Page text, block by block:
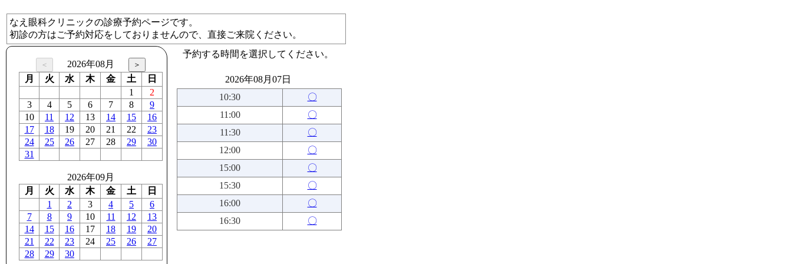
なえ眼科クリニックの診療予約ページです。
初診の方はご予約対応をしておりませんので、直接ご来院ください。
2026年08月
月
火 水 木 金 土
日
1
2
3
4 5 6 7 8
9
10
11 12 13 14 15
16
17
18 19 20 21 22
23
24
25 26 27 28 29
30
31
2026年09月
月
火 水 木 金 土
日
1
2 3 4 5
6
7
8 9 10 11 12
13
14
15 16 17 18 19
20
21
22 23 24 25 26
27
28
29 30
予約する時間を選択してください。
2026年08月07日
10:30
〇
11:00
〇
11:30
〇
12:00
〇
15:00
〇
15:30
〇
16:00
〇
16:30
〇